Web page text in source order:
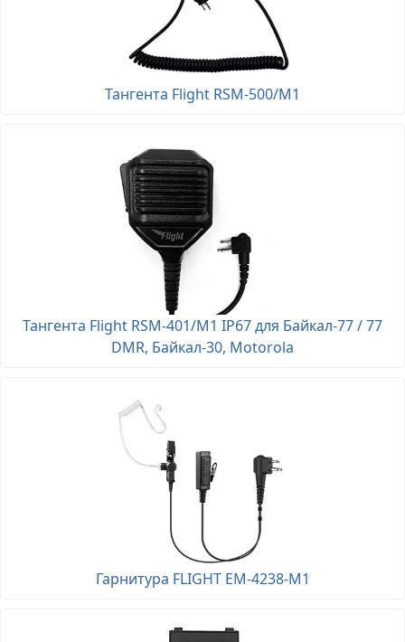
Тангента Flight RSM-500/M1
Тангента Flight RSM-401/M1 IP67 для Байкал-77 / 77
DMR, Байкал-30, Motorola
Гарнитура FLIGHT EM-4238-M1